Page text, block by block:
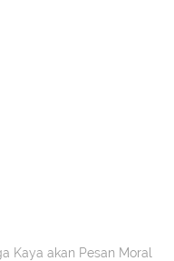
Kaya akan Pesan Moral